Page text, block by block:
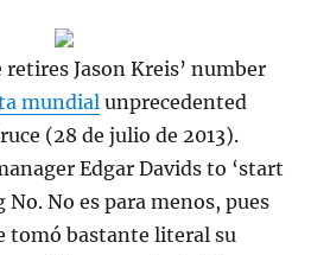
retires Jason Kreis’ number
mundial unprecedented
(28 de julio de 2013).
Edgar Davids to ‘start
No. No es para menos, pues
tomó bastante literal su